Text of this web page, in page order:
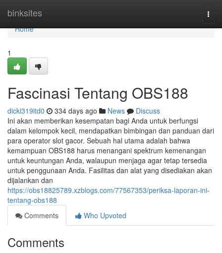
binksites
Home
Home
1
Fascinasi Tentang OBS188
dicki319itd0 334 days ago News
Discuss
Ini akan memberikan kesempatan bagi Anda untuk berfungsi
dalam kelompok kecil, mendapatkan bimbingan dan panduan dari
para operator slot gacor. Sebuah hal utama adalah bahwa
kemampuan OBS188 harus menangani spektrum kemenangan
untuk keuntungan Anda, walaupun menjaga agar tetap tersedia
untuk penggunaan Anda. Fasilitas dan alat yang disediakan akan
dijalankan dan
https://obs18825789.xzblogs.com/77567353/periksa-laporan-ini-
tentang-obs188
Comments
Who Upvoted
Comments